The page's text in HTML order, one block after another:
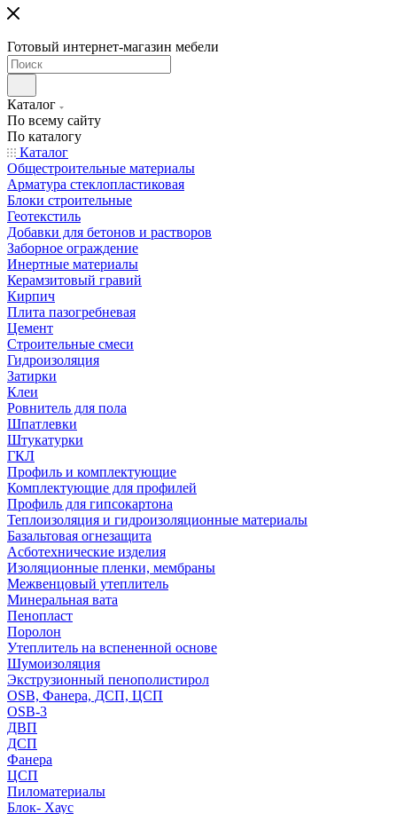
Готовый интернет-магазин мебели
Каталог
По всему сайту
По каталогу
Каталог
Общестроительные материалы
Арматура стеклопластиковая
Блоки строительные
Геотекстиль
Добавки для бетонов и растворов
Заборное ограждение
Инертные материалы
Керамзитовый гравий
Кирпич
Плита пазогребневая
Цемент
Строительные смеси
Гидроизоляция
Затирки
Клеи
Ровнитель для пола
Шпатлевки
Штукатурки
ГКЛ
Профиль и комплектующие
Комплектующие для профилей
Профиль для гипсокартона
Теплоизоляция и гидроизоляционные материалы
Базальтовая огнезащита
Асботехнические изделия
Изоляционные пленки, мембраны
Межвенцовый утеплитель
Минеральная вата
Пенопласт
Поролон
Утеплитель на вспененной основе
Шумоизоляция
Экструзионный пенополистирол
OSB, Фанера, ДСП, ЦСП
OSB-3
ДВП
ДСП
Фанера
ЦСП
Пиломатериалы
Блок- Хаус